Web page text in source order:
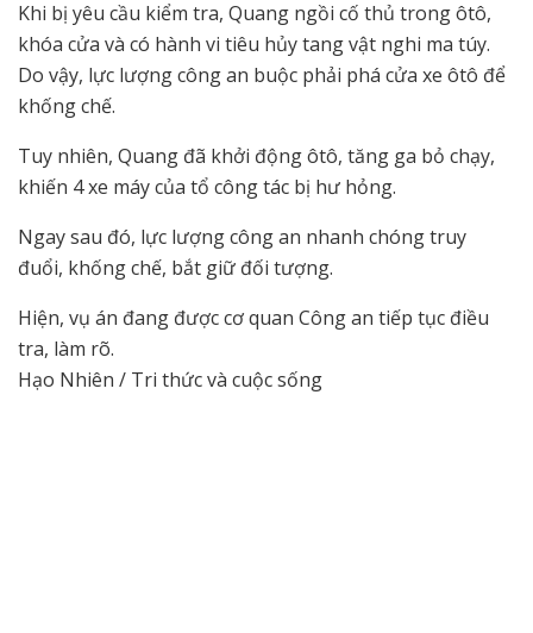
Khi bị yêu cầu kiểm tra, Quang ngồi cố thủ trong ôtô,
khóa cửa và có hành vi tiêu hủy tang vật nghi ma túy.
Do vậy, lực lượng công an buộc phải phá cửa xe ôtô để
khống chế.
Tuy nhiên, Quang đã khởi động ôtô, tăng ga bỏ chạy,
khiến 4 xe máy của tổ công tác bị hư hỏng.
Ngay sau đó, lực lượng công an nhanh chóng truy
đuổi, khống chế, bắt giữ đối tượng.
Hiện, vụ án đang được cơ quan Công an tiếp tục điều
tra, làm rõ.
Hạo Nhiên / Tri thức và cuộc sống